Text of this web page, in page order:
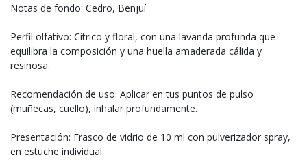
Notas de fondo: Cedro, Benjuí
Perfil olfativo: Cítrico y floral, con una lavanda profunda que
equilibra la composición y una huella amaderada cálida y
resinosa.
Recomendación de uso: Aplicar en tus puntos de pulso
(muñecas, cuello), inhalar profundamente.
Presentación: Frasco de vidrio de 10 ml con pulverizador spray,
en estuche individual.